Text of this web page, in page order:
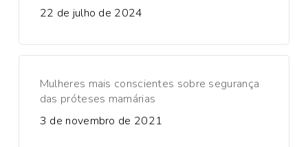
22 de julho de 2024
Mulheres mais conscientes sobre segurança
das próteses mamárias
3 de novembro de 2021